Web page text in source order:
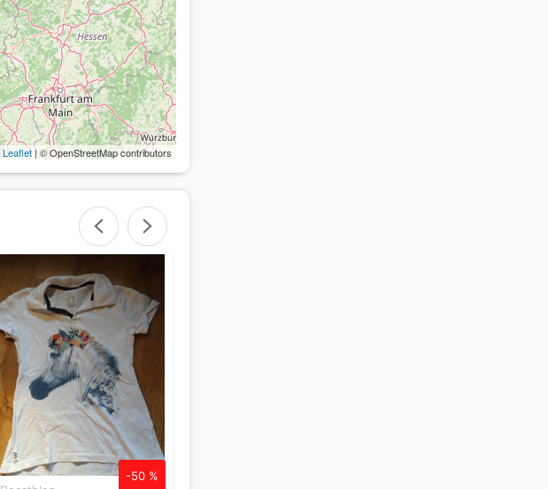
Leaflet| © OpenStreetMap contributors
-50 %